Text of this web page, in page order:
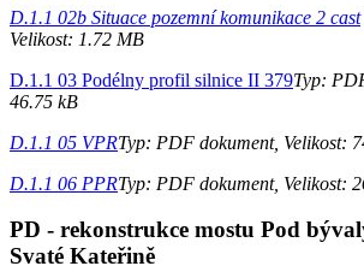
D.1.1 02b Situace pozemní komunikace 2 cast
Velikost: 1.72 MB
D.1.1 03 Podélny profil silnice II 379Typ:
46.75 kB
D.1.1 05 VPRTyp: PDF dokument, Velikost:
D.1.1 06 PPRTyp: PDF dokument, Velikost:
PD - rekonstrukce mostu Pod
Svaté Kateřině